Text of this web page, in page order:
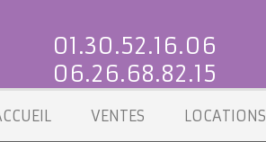
01.30.52.16.06
06.26.68.82.15
VENTES LOCATIONS